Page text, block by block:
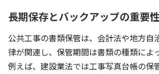
長期保存とバックアップの重要性
公共工事の書類保管は、会計法や地方自
律が関連し、保管期間は書類の種類によ
例えば、建設業法では工事写真台帳の保